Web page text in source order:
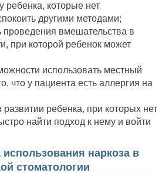
ребенка, которые нет
другими методами;
проведения вмешательства в
при которой ребенок может
использовать местный
что у пациента есть аллергия на
ребенка, при которых нет
найти подход к нему и войти
наркоза в
стоматологии